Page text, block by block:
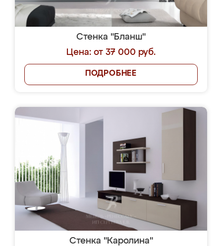
Стенка "Бланш"
Цена: от 37 000 руб.
ПОДРОБНЕЕ
Стенка "Каролина"